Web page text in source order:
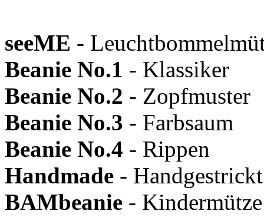
seeME -
Beanie No.1 - Klassiker
Beanie No.2 - Zopfmuster
Beanie No.3 - Farbsaum
Beanie No.4 - Rippen
Handmade - Handgestrickt
BAMbeanie - Kindermütze